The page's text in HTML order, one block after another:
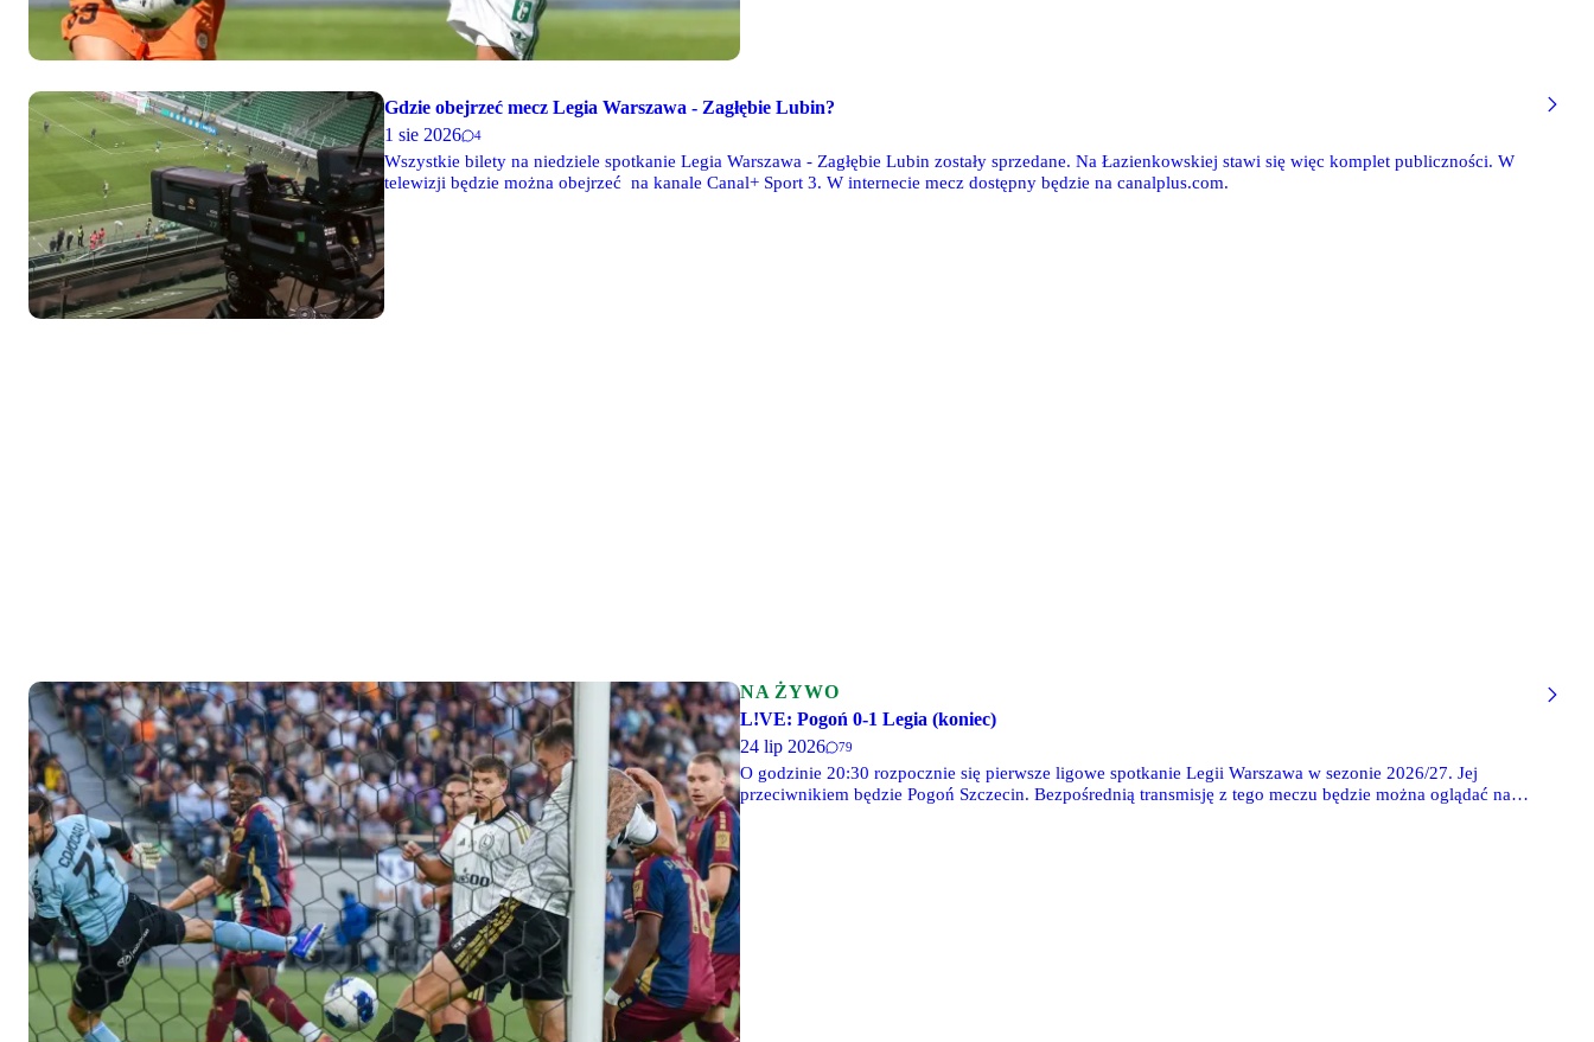
Gdzie obejrzeć mecz Legia Warszawa - Zagłębie Lubin?
1 sie 2026
4
Wszystkie bilety na niedziele spotkanie Legia Warszawa - Zagłębie Lubin zostały sprzedane. Na Łazienkowskiej stawi się więc komplet publiczności. W
telewizji będzie można obejrzeć na kanale Canal+ Sport 3. W internecie mecz dostępny będzie na canalplus.com.
NA ŻYWO
L!VE: Pogoń 0-1 Legia (koniec)
24 lip 2026
79
O godzinie 20:30 rozpocznie się pierwsze ligowe spotkanie Legii Warszawa w sezonie 2026/27. Jej
przeciwnikiem będzie Pogoń Szczecin. Bezpośrednią transmisję z tego meczu będzie można oglądać na